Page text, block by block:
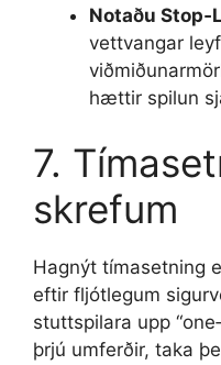
Notaðu
vettvangar
hættir spilun
7.
skrefum
Hagnýt tímasetning
eftir fljótlegum
stuttspilara upp
þrjú umferðir, taka